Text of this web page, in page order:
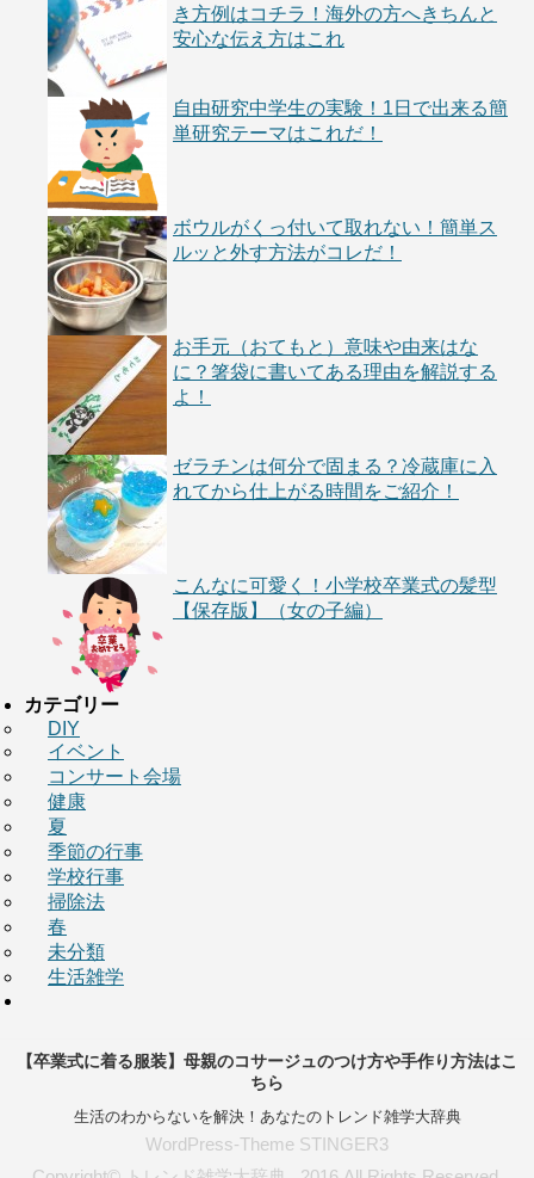
き方例はコチラ！海外の方へきちんと
安心な伝え方はこれ
自由研究中学生の実験！1日で出来る簡
単研究テーマはこれだ！
ボウルがくっ付いて取れない！簡単ス
ルッと外す方法がコレだ！
お手元（おてもと）意味や由来はな
に？箸袋に書いてある理由を解説する
よ！
ゼラチンは何分で固まる？冷蔵庫に入
れてから仕上がる時間をご紹介！
こんなに可愛く！小学校卒業式の髪型
【保存版】（女の子編）
カテゴリー
DIY
イベント
コンサート会場
健康
夏
季節の行事
学校行事
掃除法
春
未分類
生活雑学
【卒業式に着る服装】母親のコサージュのつけ方や手作り方法はこ
ちら
生活のわからないを解決！あなたのトレンド雑学大辞典
WordPress-Theme STINGER3